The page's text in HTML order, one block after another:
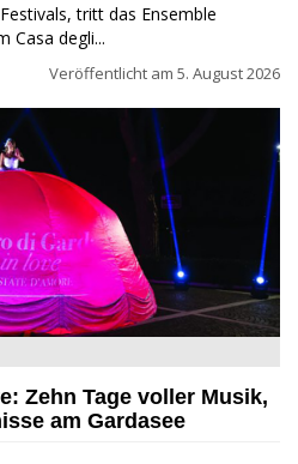
tritt das Ensemble
Casa degli...
Veröffentlicht am 5. August 2026
Zehn Tage voller Musik,
am Gardasee